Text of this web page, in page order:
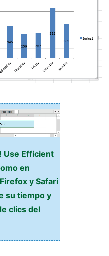
Use Efficient
en
y Safari
su tiempo y
clics del